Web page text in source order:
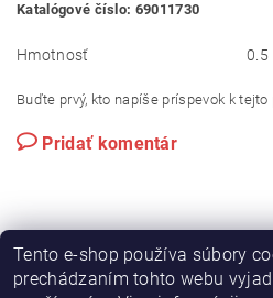
Katalógové číslo: 69011730
Hmotnosť 0.5
Buďte prvý, kto napíše príspevok k tejto
Pridať komentár
Tento e-shop používa súbory
prechádzaním tohto webu